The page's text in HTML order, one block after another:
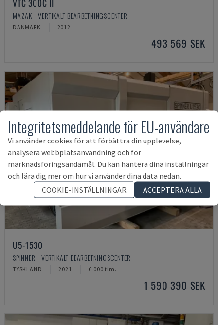
VTC 300C II
MAZAK - VERTIKALT BEARBETNINGSCENTER
DANMARK 2012
493 569 SEK
U5-1530
SPINNER - VERTIKALT BEARBETNINGSCENTER
TYSKLAND 2021 6.000 tim.
1 590 390 SEK
Integritetsmeddelande för EU-användare
Vi använder cookies för att förbättra din upplevelse,
analysera webbplatsanvändning och för
marknadsföringsändamål. Du kan hantera dina inställningar
och lära dig mer om hur vi använder dina data nedan.
COOKIE-INSTÄLLNINGAR
ACCEPTERA ALLA